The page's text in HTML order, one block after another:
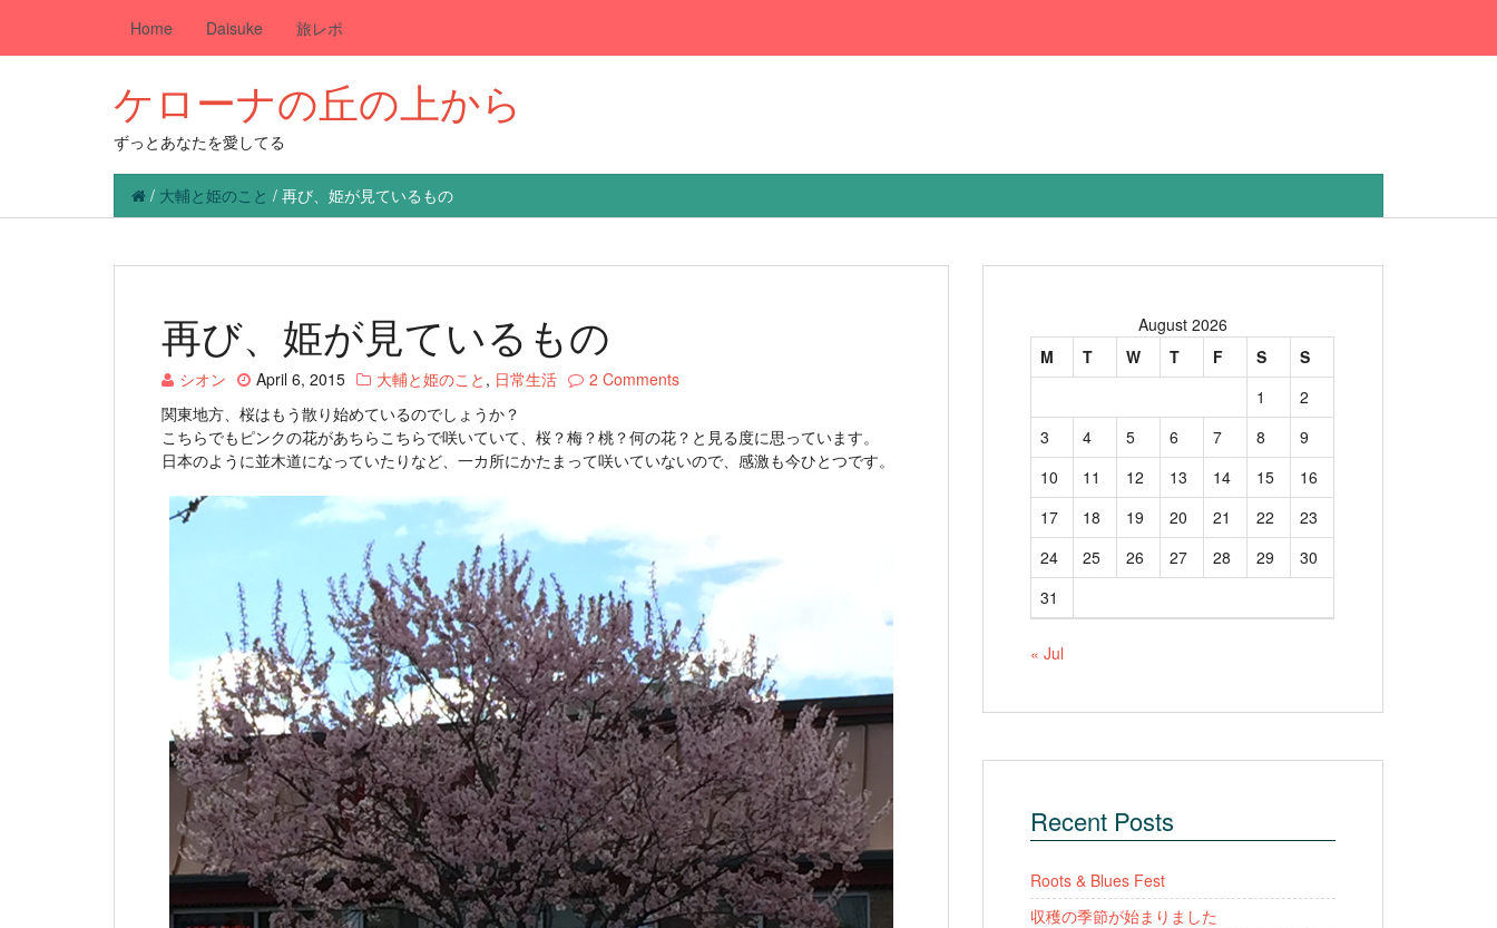
Home Daisuke 旅レポ
ケローナの丘の上から
ずっとあなたを愛してる
/ 大輔と姫のこと / 再び、姫が見ているもの
再び、姫が見ているもの
シオン April 6, 2015 大輔と姫のこと , 日常生活
2 Comments
関東地方、桜はもう散り始めているのでしょうか？
こちらでもピンクの花があちらこちらで咲いていて、桜？梅？桃？何の花？と見る度に思っています。
日本のように並木道になっていたりなど、一カ所にかたまって咲いていないので、感激も今ひとつです。
August 2026
M
T W T F S
S
1
2
3
4 5 6 7 8
9
10
11 12 13 14 15
16
17
18 19 20 21 22
23
24
25 26 27 28 29
30
31
« Jul
Recent Posts
Roots & Blues Fest
収穫の季節が始まりました